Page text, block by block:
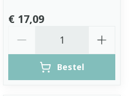
€ 17,09
Bestel